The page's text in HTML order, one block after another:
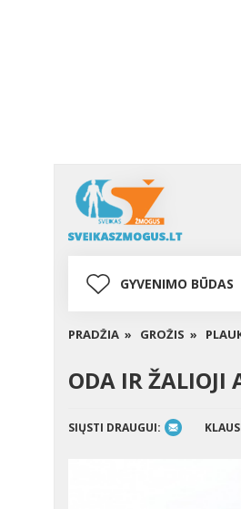
GYVENIMO BŪDAS
PRADŽIA » GROŽIS »
ODA IR ŽALIOJI
SIŲSTI DRAUGUI: